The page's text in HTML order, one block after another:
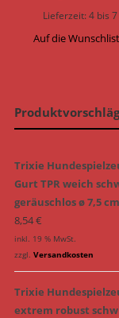
Lieferzeit:4 bis
Auf die
Trixie
Gurt TPR weich
geräuschlos ø 7,5
8,54€
inkl. 19 % MwSt.
zzgl. Versandkosten
Trixie
extrem robust